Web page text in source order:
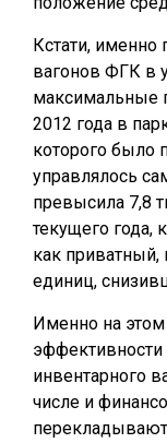
Кстати, именно
вагонов ФГК в
максимальные
2012 года в
которого было
управлялось
превысила 7,8
текущего года,
как приватный,
единиц,
Именно на этом
эффективности
инвентарного
числе и